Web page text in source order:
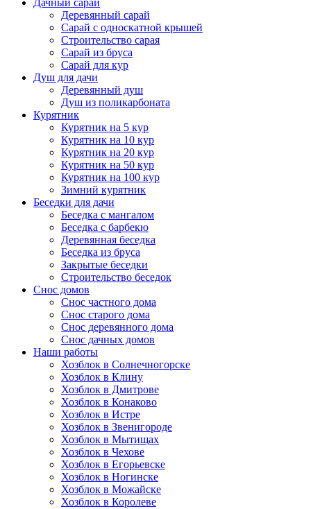
Дачный сарай
Деревянный сарай
Cарай с односкатной крышей
Строительство сарая
Сарай из бруса
Сарай для кур
Душ для дачи
Деревянный душ
Душ из поликарбоната
Курятник
Курятник на 5 кур
Курятник на 10 кур
Курятник на 20 кур
Курятник на 50 кур
Курятник на 100 кур
Зимний курятник
Беседки для дачи
Беседка с мангалом
Беседка с барбекю
Деревянная беседка
Беседка из бруса
Закрытые беседки
Строительство беседок
Снос домов
Снос частного дома
Снос старого дома
Снос деревянного дома
Снос дачных домов
Наши работы
Хозблок в Солнечногорске
Хозблок в Клину
Хозблок в Дмитрове
Хозблок в Конаково
Хозблок в Истре
Хозблок в Звенигороде
Хозблок в Мытищах
Хозблок в Чехове
Хозблок в Егорьевске
Хозблок в Ногинске
Хозблок в Можайске
Хозблок в Королеве